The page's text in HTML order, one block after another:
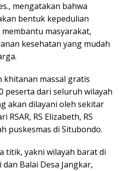
mengatakan bahwa
bentuk kepedulian
masyarakat,
kesehatan yang mudah
khitanan massal gratis
peserta dari seluruh wilayah
akan dilayani oleh sekitar
RS Elizabeth, RS
puskesmas di Situbondo.
titik, yakni wilayah barat di
Balai Desa Jangkar,